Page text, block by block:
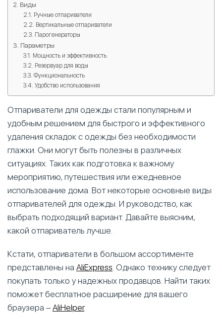
Виды
Ручные отпариватели
Вертикальные отпариватели
Парогенераторы
Параметры
Мощность и эффективность
Резервуар для воды
Функциональность
Удобство использования
Отпариватели для одежды стали популярным и
удобным решением для быстрого и эффективного
удаления складок с одежды без необходимости
глажки. Они могут быть полезны в различных
ситуациях. Таких как подготовка к важному
мероприятию, путешествия или ежедневное
использование дома. Вот некоторые основные виды
отпаривателей для одежды. И руководство, как
выбрать подходящий вариант. Давайте выясним,
какой отпариватель лучше.
Кстати, отпариватели в большом ассортименте
представлены на AliExpress. Однако технику следует
покупать только у надежных продавцов. Найти таких
поможет бесплатное расширение для вашего
браузера – AliHelper.